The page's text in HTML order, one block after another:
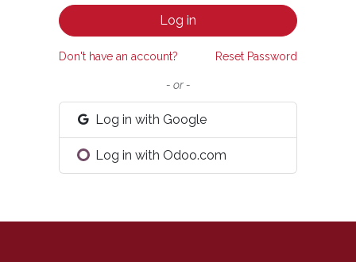
Log in
Don't have an account? Reset Password
- or -
Log in with Google
Log in with Odoo.com